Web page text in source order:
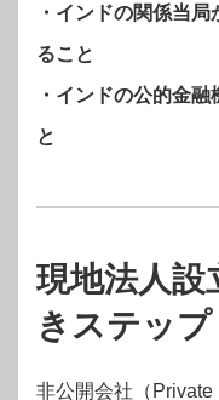
・インドの関係当
ること
・インドの公的金
と
現地法人設
きステップ
非公開会社（